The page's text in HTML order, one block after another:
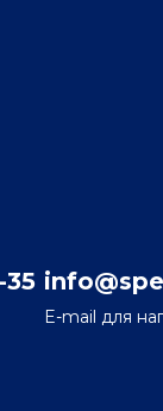
E-mail для